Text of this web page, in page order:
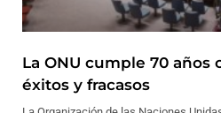
La ONU cumple 70
éxitos y fracasos